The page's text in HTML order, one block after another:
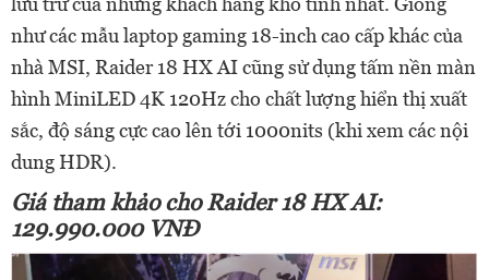
như các mẫu laptop gaming 18-inch cao cấp khác của
nhà MSI, Raider 18 HX AI cũng sử dụng tấm nền màn
hình MiniLED 4K 120Hz cho chất lượng hiển thị xuất
sắc, độ sáng cực cao lên tới 1000nits (khi xem các nội
dung HDR).
Giá tham khảo choRaider18 HX AI:
129.990.000 VNĐ